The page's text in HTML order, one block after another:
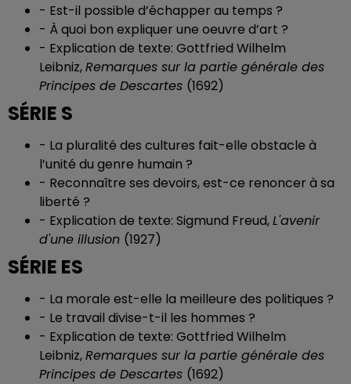
- Est-il possible d’échapper au temps ?
- À quoi bon expliquer une oeuvre d’art ?
- Explication de texte: Gottfried Wilhelm
Leibniz,Remarques sur la partie générale des
Principes de Descartes (1692)
SÉRIE S
- La pluralité des cultures fait-elle obstacle à
l’unité du genre humain ?
- Reconnaître ses devoirs, est-ce renoncer à sa
liberté ?
- Explication de texte: Sigmund Freud,L'avenir
d'une illusion (1927)
SÉRIE ES
- La morale est-elle la meilleure des politiques ?
- Le travail divise-t-il les hommes ?
- Explication de texte: Gottfried Wilhelm
Leibniz,Remarques sur la partie générale des
Principes de Descartes (1692)